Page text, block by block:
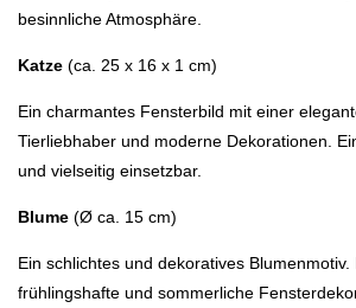
besinnliche Atmosphäre.
Katze (ca. 25 x 16 x 1 cm)
Ein charmantes Fensterbild mit einer
Tierliebhaber und moderne Dekorationen.
und vielseitig einsetzbar.
Blume (Ø ca. 15 cm)
Ein schlichtes und dekoratives Blumenmotiv.
frühlingshafte und sommerliche